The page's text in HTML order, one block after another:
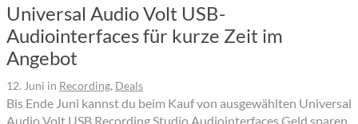
Universal Audio Volt USB-
Audiointerfaces für kurze Zeit im
Angebot
12. Juni in Recording, Deals
Bis Ende Juni kannst du beim Kauf von ausgewählten Universal
Audio Volt USB Recording Studio Audiointerfaces Geld sparen.